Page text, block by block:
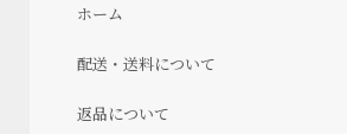
ホーム
配送・送料について
返品について